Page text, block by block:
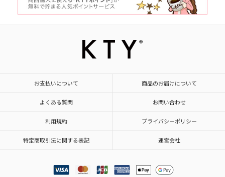
お支払いについて 商品のお届けについて
よくある質問 お問い合わせ
利用規約 プライバシーポリシー
特定商取引法に関する表記 運営会社